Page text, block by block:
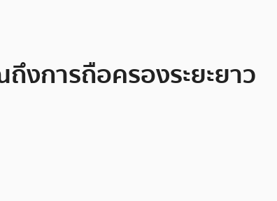
งการถือครองระยะยาว